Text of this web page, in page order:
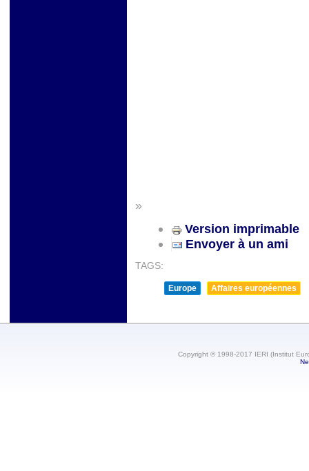
»
Version imprimable
Envoyer à un ami
TAGS:
Europe Affaires européennes
Copyright © 1998-2017 IERI (Institut